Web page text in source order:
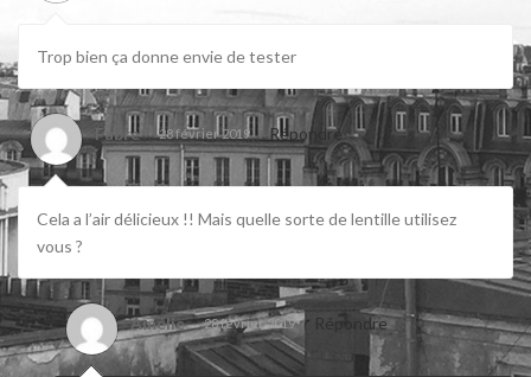
Trop bien ça donne envie de tester
Fabre 28 février 2019 Répondre
Cela a l’air délicieux !! Mais quelle sorte de lentille utilisez
vous ?
Amélie 28 février 2019 Répondre